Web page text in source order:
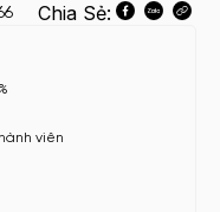
Chia Sẻ:
viên